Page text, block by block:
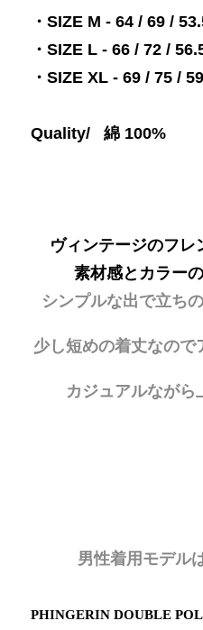
・SIZE M - 64 / 69 /
・SIZE L - 66 / 72 /
・SIZE XL - 69 / 75 /
Quality/ 綿 100%
ヴィンテージのフ
素材感とカラー
シンプルな出で立ち
少し短めの着丈なので
カジュアルながら
男性着用モデル
PHINGERIN DOUBLE